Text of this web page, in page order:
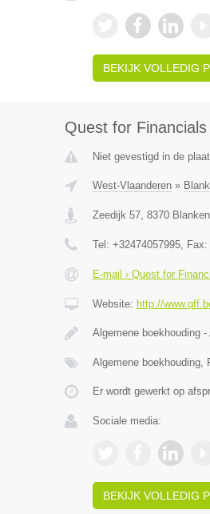
BEKIJK VOLLEDIG
Quest for
Niet gevestigd in de
West-Vlaanderen»
Zeedijk 57, 8370
Tel: +32474057995, Fax:
E-mail › Quest for
Website: http://
Algemene boekhouding -
Algemene boekhouding,
Er wordt gewerkt op
Sociale media:
BEKIJK VOLLEDIG